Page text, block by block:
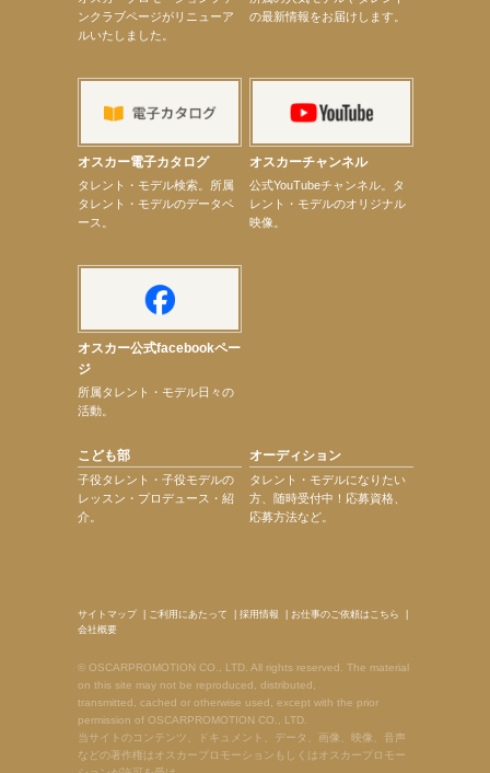
【定本楓馬】WEB DIGVII 連載企画『東京23時』に登場！
【髙橋ひかる】7月雑誌掲載情報
【elfin’】7thシングル『全世界』がFMふくろうでパワープレイO.A.決定
【elfin’】【辻美優】8月28日（金）「辻美優(elfin’)グレイテスト・ショー」に出演決定！
【elfin’】9月27日（日）「Beauty Voice Theater Reboot Vol.3」開催決定！
【本田紗来】「Ray」9月号発売中！
【宇垣美里】「マンガ【推しの子】展‐星のキセキ‐」オープニングイベント
ンクラブページがリニューア
ルいたしました。
の最新情報をお届けします。
オスカー電子カタログ
タレント・モデル検索。所属
タレント・モデルのデータベ
ース。
オスカーチャンネル
公式YouTubeチャンネル。タ
レント・モデルのオリジナル
映像。
オスカー公式facebookペー
ジ
所属タレント・モデル日々の
活動。
こども部
子役タレント・子役モデルの
レッスン・プロデュース・紹
介。
オーディション
タレント・モデルになりたい
方、随時受付中！応募資格、
応募方法など。
サイトマップ| ご利用にあたって 採用情報 お仕事のご依頼はこちら
会社概要
© OSCARPROMOTION CO., LTD. All rights reserved. The material
on this site may not be reproduced, distributed,
transmitted, cached or otherwise used, except with the prior
permission of OSCARPROMOTION CO., LTD.
当サイトのコンテンツ、ドキュメント、データ、画像、映像、音声
などの著作権はオスカープロモーションもしくはオスカープロモー